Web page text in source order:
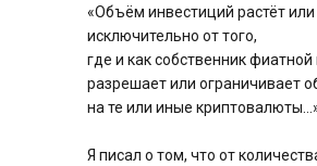
«Объём инвестиций растёт
исключительно от того,
где и как собственник
разрешает или ограничивает
на те или иные
Я писал о том, что от